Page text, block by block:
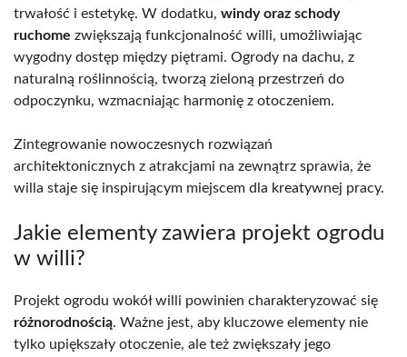
trwałość i estetykę. W dodatku, windy oraz schody
ruchome zwiększają funkcjonalność willi, umożliwiając
wygodny dostęp między piętrami. Ogrody na dachu, z
naturalną roślinnością, tworzą zieloną przestrzeń do
odpoczynku, wzmacniając harmonię z otoczeniem.
Zintegrowanie nowoczesnych rozwiązań
architektonicznych z atrakcjami na zewnątrz sprawia, że
willa staje się inspirującym miejscem dla kreatywnej pracy.
Jakie elementy zawiera projekt ogrodu
w willi?
Projekt ogrodu wokół willi powinien charakteryzować się
różnorodnością. Ważne jest, aby kluczowe elementy nie
tylko upiększały otoczenie, ale też zwiększały jego